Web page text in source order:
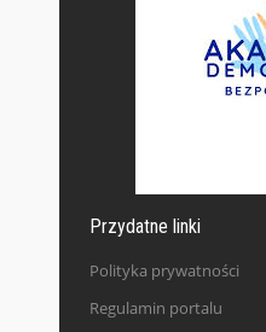
Przydatne linki
Polityka prywatności
Regulamin portalu